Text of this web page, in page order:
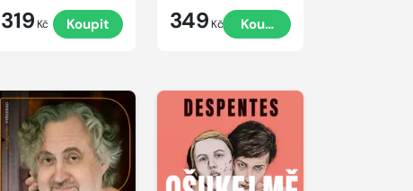
319 Kč Koupit 349 Kč Koupit